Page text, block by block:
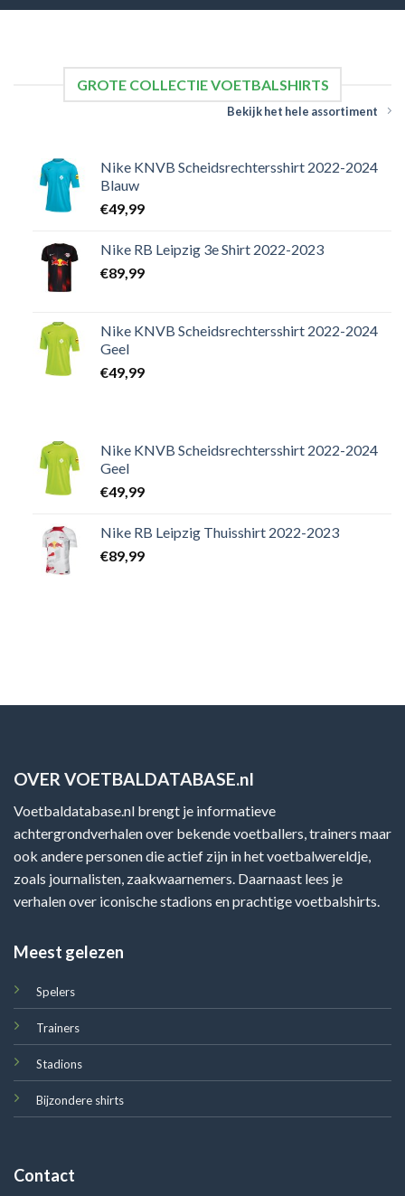
GROTE COLLECTIE VOETBALSHIRTS
Bekijk het hele assortiment
Nike KNVB Scheidsrechtersshirt 2022-2024
Blauw
€49,99
Nike RB Leipzig 3e Shirt 2022-2023
€89,99
Nike KNVB Scheidsrechtersshirt 2022-2024
Geel
€49,99
Nike KNVB Scheidsrechtersshirt 2022-2024
Geel
€49,99
Nike RB Leipzig Thuisshirt 2022-2023
€89,99
OVER VOETBALDATABASE.nl
Voetbaldatabase.nl brengt je informatieve
achtergrondverhalen over bekende voetballers, trainers maar
ook andere personen die actief zijn in het voetbalwereldje,
zoals journalisten, zaakwaarnemers. Daarnaast lees je
verhalen over iconische stadions en prachtige voetbalshirts.
Meest gelezen
Spelers
Trainers
Stadions
Bijzondere shirts
Contact